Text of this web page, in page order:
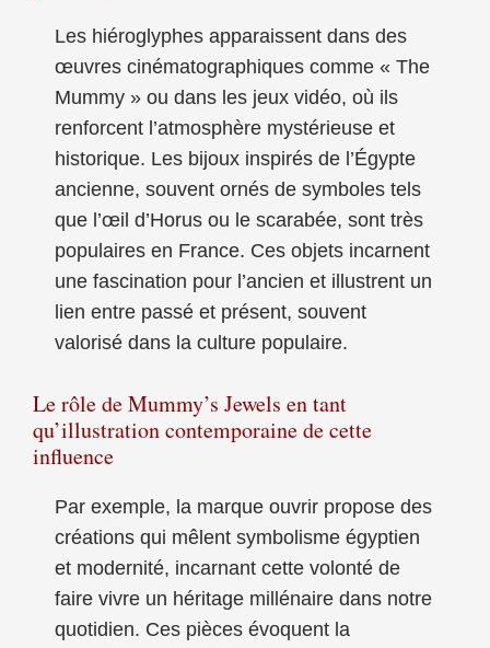
Les hiéroglyphes apparaissent dans des
œuvres cinématographiques comme « The
Mummy » ou dans les jeux vidéo, où ils
renforcent l’atmosphère mystérieuse et
historique. Les bijoux inspirés de l’Égypte
ancienne, souvent ornés de symboles tels
que l’œil d’Horus ou le scarabée, sont très
populaires en France. Ces objets incarnent
une fascination pour l’ancien et illustrent un
lien entre passé et présent, souvent
valorisé dans la culture populaire.
Le rôle de Mummy’s Jewels en tant
qu’illustration contemporaine de cette
influence
Par exemple, la marque ouvrir propose des
créations qui mêlent symbolisme égyptien
et modernité, incarnant cette volonté de
faire vivre un héritage millénaire dans notre
quotidien. Ces pièces évoquent la